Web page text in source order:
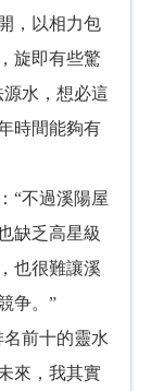
，以相力包
旋即有些驚
水，想必這
時間能夠有
不過溪陽屋
缺乏高星級
也很難讓溪
争。”
前十的靈水
來，我其實